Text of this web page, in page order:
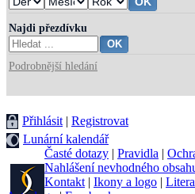
Najdi přezdívku
Podrobnější hledání
Přihlásit | Registrovat
Lunární kalendář
Časté dotazy | Pravidla |
Nahlášení nevhodného
Kontakt | Ikony a logo |